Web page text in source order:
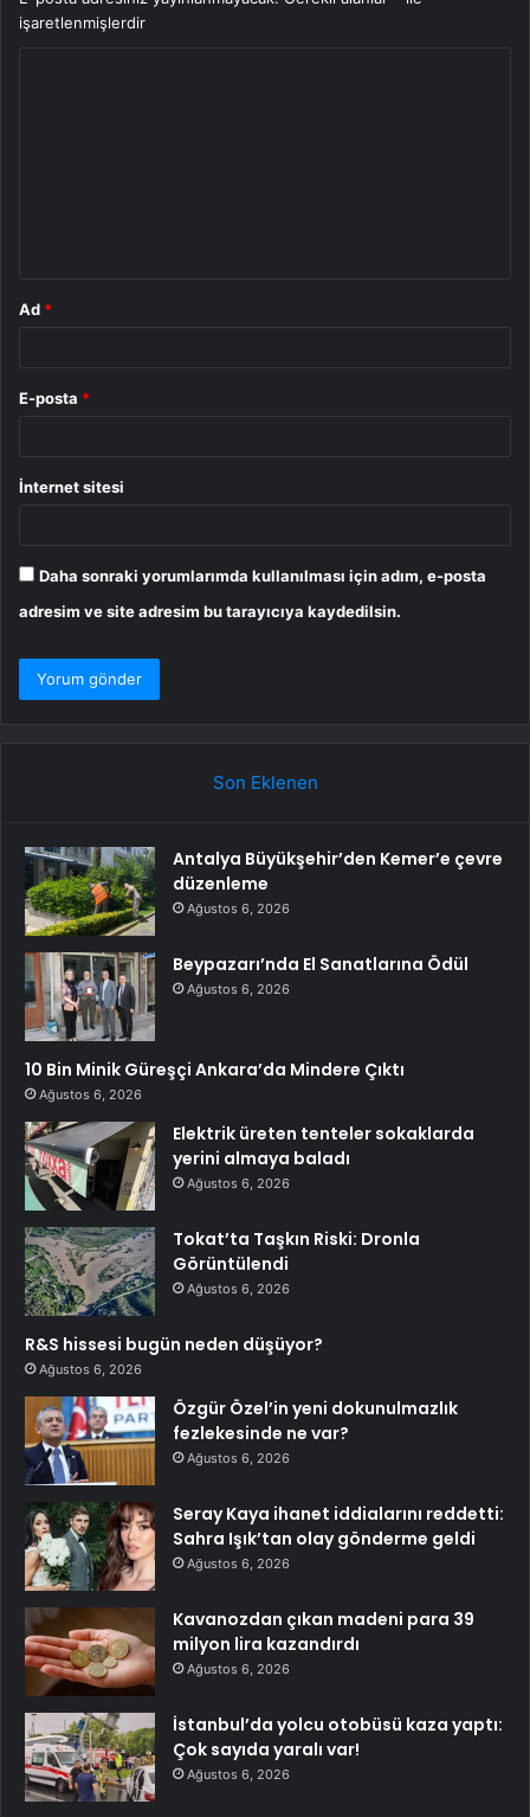
işaretlenmişlerdir
Ad *
E-posta *
İnternet sitesi
Daha sonraki yorumlarımda kullanılması için adım, e-posta
adresim ve site adresim bu tarayıcıya kaydedilsin.
Son Eklenen
Antalya Büyükşehir’den Kemer’e çevre
düzenleme
Ağustos 6, 2026
Beypazarı’nda El Sanatlarına Ödül
Ağustos 6, 2026
10 Bin Minik Güreşçi Ankara’da Mindere Çıktı
Ağustos 6, 2026
Elektrik üreten tenteler sokaklarda
yerini almaya baladı
Ağustos 6, 2026
Tokat’ta Taşkın Riski: Dronla
Görüntülendi
Ağustos 6, 2026
R&S hissesi bugün neden düşüyor?
Ağustos 6, 2026
Özgür Özel’in yeni dokunulmazlık
fezlekesinde ne var?
Ağustos 6, 2026
Seray Kaya ihanet iddialarını reddetti:
Sahra Işık’tan olay gönderme geldi
Ağustos 6, 2026
Kavanozdan çıkan madeni para 39
milyon lira kazandırdı
Ağustos 6, 2026
İstanbul’da yolcu otobüsü kaza yaptı:
Çok sayıda yaralı var!
Ağustos 6, 2026